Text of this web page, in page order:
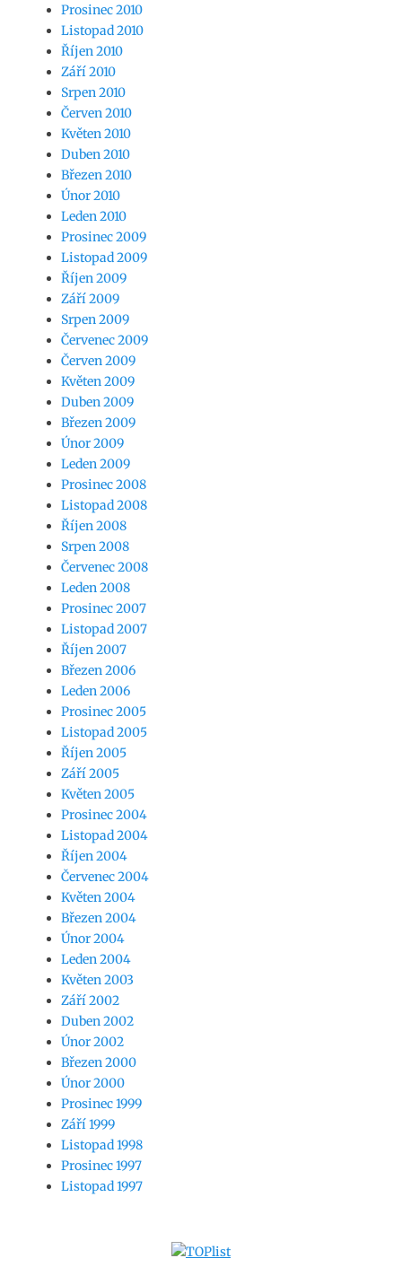
Prosinec 2010
Listopad 2010
Říjen 2010
Září 2010
Srpen 2010
Červen 2010
Květen 2010
Duben 2010
Březen 2010
Únor 2010
Leden 2010
Prosinec 2009
Listopad 2009
Říjen 2009
Září 2009
Srpen 2009
Červenec 2009
Červen 2009
Květen 2009
Duben 2009
Březen 2009
Únor 2009
Leden 2009
Prosinec 2008
Listopad 2008
Říjen 2008
Srpen 2008
Červenec 2008
Leden 2008
Prosinec 2007
Listopad 2007
Říjen 2007
Březen 2006
Leden 2006
Prosinec 2005
Listopad 2005
Říjen 2005
Září 2005
Květen 2005
Prosinec 2004
Listopad 2004
Říjen 2004
Červenec 2004
Květen 2004
Březen 2004
Únor 2004
Leden 2004
Květen 2003
Září 2002
Duben 2002
Únor 2002
Březen 2000
Únor 2000
Prosinec 1999
Září 1999
Listopad 1998
Prosinec 1997
Listopad 1997